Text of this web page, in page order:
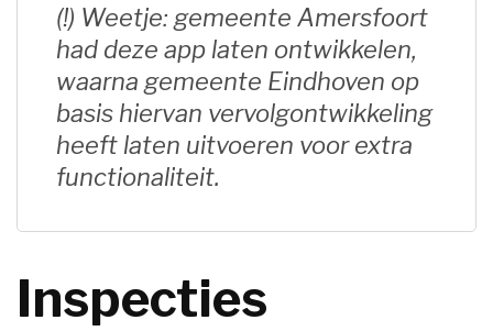
(!) Weetje: gemeente Amersfoort
had deze app laten ontwikkelen,
waarna gemeente Eindhoven op
basis hiervan vervolgontwikkeling
heeft laten uitvoeren voor extra
functionaliteit.
Inspecties